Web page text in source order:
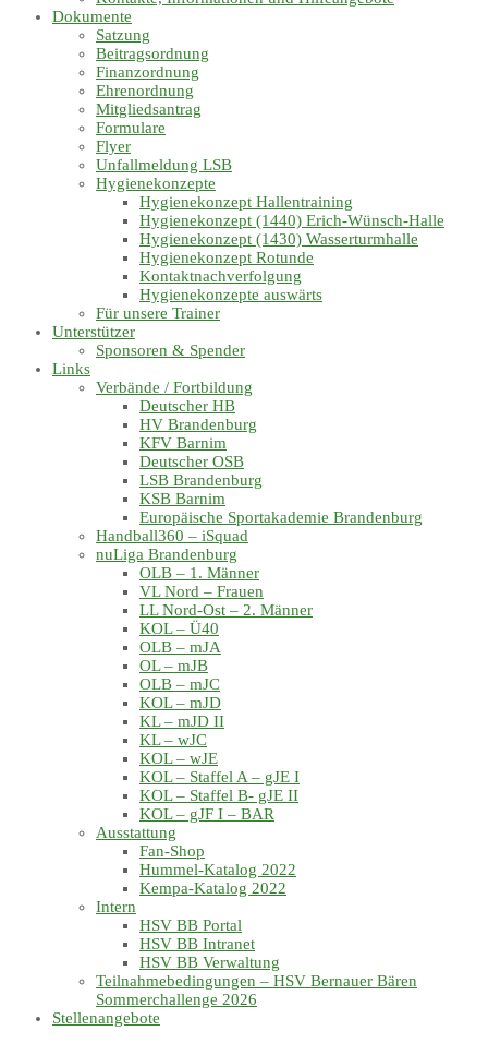
Dokumente
Satzung
Beitragsordnung
Finanzordnung
Ehrenordnung
Mitgliedsantrag
Formulare
Flyer
Unfallmeldung LSB
Hygienekonzepte
Hygienekonzept Hallentraining
Hygienekonzept (1440) Erich-Wünsch-Halle
Hygienekonzept (1430) Wasserturmhalle
Hygienekonzept Rotunde
Kontaktnachverfolgung
Hygienekonzepte auswärts
Für unsere Trainer
Unterstützer
Sponsoren & Spender
Links
Verbände / Fortbildung
Deutscher HB
HV Brandenburg
KFV Barnim
Deutscher OSB
LSB Brandenburg
KSB Barnim
Europäische Sportakademie Brandenburg
Handball360 – iSquad
nuLiga Brandenburg
OLB – 1. Männer
VL Nord – Frauen
LL Nord-Ost – 2. Männer
KOL – Ü40
OLB – mJA
OL – mJB
OLB – mJC
KOL – mJD
KL – mJD II
KL – wJC
KOL – wJE
KOL – Staffel A – gJE I
KOL – Staffel B- gJE II
KOL – gJF I – BAR
Ausstattung
Fan-Shop
Hummel-Katalog 2022
Kempa-Katalog 2022
Intern
HSV BB Portal
HSV BB Intranet
HSV BB Verwaltung
Teilnahmebedingungen – HSV Bernauer Bären
Sommerchallenge 2026
Stellenangebote